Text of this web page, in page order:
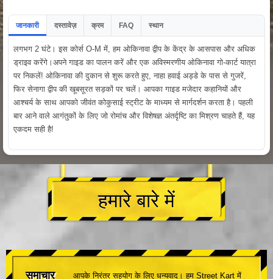
जानकारी दस्तावेज़ क्रम FAQ स्थान
लगभग 2 घंटे। इस कोर्स O-M में, हम ओकिनावा द्वीप के केंद्र के आसपास और अधिक
ड्राइव करेंगे।अपने गाइड का पालन करें और एक अविस्मरणीय ओकिनावा गो-कार्ट यात्रा
पर निकलें! ओकिनावा की दुकान से शुरू करते हुए, नाहा हवाई अड्डे के पास से गुजरें,
फिर सेनागा द्वीप की खूबसूरत सड़कों पर चलें। आपका गाइड मजेदार कहानियों और
आश्चर्य के साथ आपको जीवंत कोकुसाई स्ट्रीट के माध्यम से मार्गदर्शन करता है। पहली
बार आने वाले आगंतुकों के लिए जो रोमांच और विशेषज्ञ अंतर्दृष्टि का मिश्रण चाहते हैं, यह
एकदम सही है!
हमारे बारे में
समाचार आपके निरंतर सहयोग के लिए धन्यवाद। हम Street Kart में